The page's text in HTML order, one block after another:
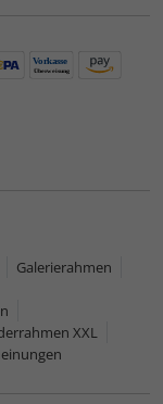
Galerierahmen
XXL